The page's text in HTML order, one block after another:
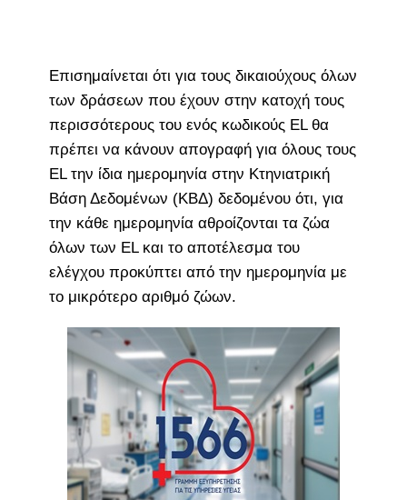
Επισημαίνεται ότι για τους δικαιούχους όλων
των δράσεων που έχουν στην κατοχή τους
περισσότερους του ενός κωδικούς EL θα
πρέπει να κάνουν απογραφή για όλους τους
EL την ίδια ημερομηνία στην Κτηνιατρική
Βάση Δεδομένων (ΚΒΔ) δεδομένου ότι, για
την κάθε ημερομηνία αθροίζονται τα ζώα
όλων των EL και το αποτέλεσμα του
ελέγχου προκύπτει από την ημερομηνία με
το μικρότερο αριθμό ζώων.